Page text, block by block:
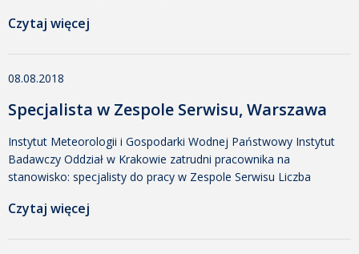
Pomiarowo-Obserwacyjnej w Białymstoku Wymagania:
mechatronika, elektromechanika, elektrotechnika i pokrewnych,
dyspozycyjność (częste wyjazdy […]
Czytaj więcej
08.08.2018
Specjalista w Zespole Serwisu, Warszawa
Instytut Meteorologii i Gospodarki Wodnej Państwowy Instytut
Badawczy Oddział w Krakowie zatrudni pracownika na
stanowisko: specjalisty do pracy w Zespole Serwisu Liczba
Warszawie Miejsce pracy: Warszawa, ul. Podleśna 61 Wymagania:
Czytaj więcej